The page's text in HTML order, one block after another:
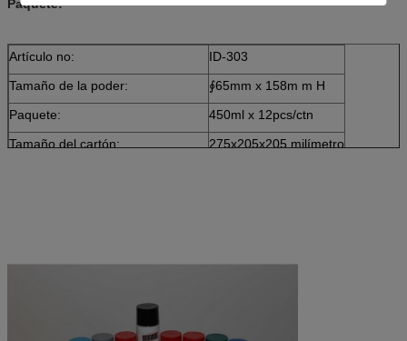
Paquete:
Artículo no:
ID-303
Tamaño de la poder:
∮65mm x 158m m H
Paquete:
450ml x 12pcs/ctn
Tamaño del cartón:
275x205x205 milímetro